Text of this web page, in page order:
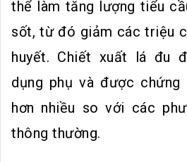
thể làm tăng lượng tiểu
sốt, từ đó giảm các triệu
huyết. Chiết xuất lá đu
dụng phụ và được
hơn nhiều so với các
thông thường.